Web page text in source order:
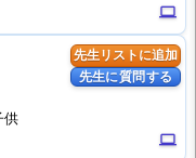
computer
先生リストに追加
先生に質問する
computer
供